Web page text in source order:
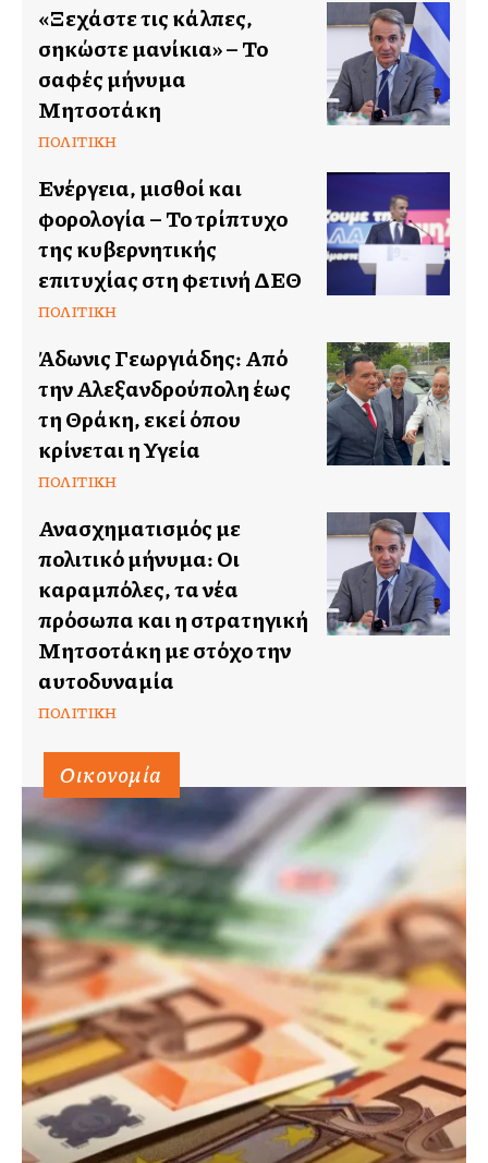
«Ξεχάστε τις κάλπες,
σηκώστε μανίκια» – Το
σαφές μήνυμα
Μητσοτάκη
ΠΟΛΙΤΙΚΉ
Ενέργεια, μισθοί και
φορολογία – Το τρίπτυχο
της κυβερνητικής
επιτυχίας στη φετινή ΔΕΘ
ΠΟΛΙΤΙΚΉ
Άδωνις Γεωργιάδης: Από
την Αλεξανδρούπολη έως
τη Θράκη, εκεί όπου
κρίνεται η Υγεία
ΠΟΛΙΤΙΚΉ
Ανασχηματισμός με
πολιτικό μήνυμα: Οι
καραμπόλες, τα νέα
πρόσωπα και η στρατηγική
Μητσοτάκη με στόχο την
αυτοδυναμία
ΠΟΛΙΤΙΚΉ
Οικονομία